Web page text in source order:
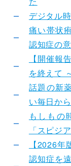
デジタル
痛い帯状
認知症の
【開催報
を終えて
話題の新
い毎日か
もしもの
「スピジ
【2026
認知症を